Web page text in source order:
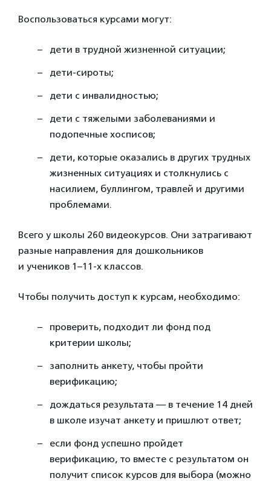
Воспользоваться курсами могут:
дети в трудной жизненной ситуации;
дети-сироты;
дети с инвалидностью;
дети с тяжелыми заболеваниями и
подопечные хосписов;
дети, которые оказались в других трудных
жизненных ситуациях и столкнулись с
насилием, буллингом, травлей и другими
проблемами.
Всего у школы 260 видеокурсов. Они затрагивают
разные направления для дошкольников
и учеников 1–11-х классов.
Чтобы получить доступ к курсам, необходимо:
проверить, подходит ли фонд под
критерии школы;
заполнить анкету, чтобы пройти
верификацию;
дождаться результата — в течение 14 дней
в школе изучат анкету и пришлют ответ;
если фонд успешно пройдет
верификацию, то вместе с результатом он
получит список курсов для выбора (можно